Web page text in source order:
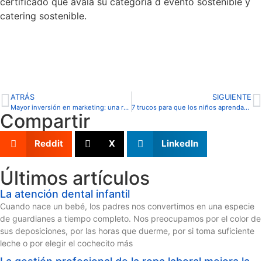
catering sostenible.
ATRÁS
Mayor inversión en marketing: una realidad entre las empresas de transporte españolas
SIGUIENTE
7 trucos para que los niños aprendan inglés
Compartir
Reddit X LinkedIn
Últimos artículos
La atención dental infantil
Cuando nace un bebé, los padres nos convertimos en una especie
de guardianes a tiempo completo. Nos preocupamos por el color de
sus deposiciones, por las horas que duerme, por si toma suficiente
leche o por elegir el cochecito más